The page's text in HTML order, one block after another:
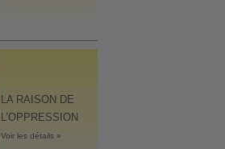
LA RAISON DE
L’OPPRESSION
Voir les détails »